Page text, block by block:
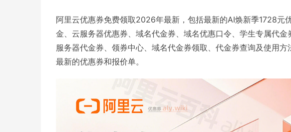
阿里云优惠券免费领取2026年最新，包括最新的AI焕新季1728元
金、云服务器优惠券、域名代金券、域名优惠口令、学生专属代
服务器代金券、领券中心、域名代金券领取、代金券查询及使用
最新的优惠券和报价单。